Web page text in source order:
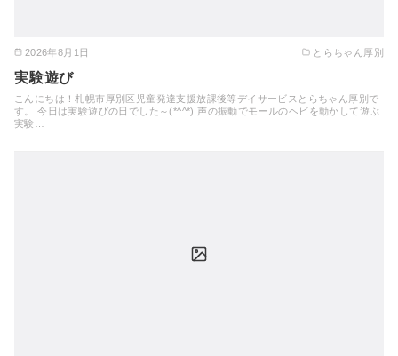
2026年8月1日 とらちゃん厚別
実験遊び
こんにちは！札幌市厚別区児童発達支援放課後等デイサービスとらちゃん厚別で
す。 今日は実験遊びの日でした～(*^^*) 声の振動でモールのヘビを動かして遊ぶ
実験…